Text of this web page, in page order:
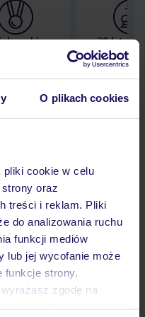
O plikach cookies
pliki cookie w celu
oraz
treści i reklam. Pliki
do analizowania ruchu
funkcji mediów
lub jej wycofanie może
funkcje strony.
zgodę na
biuro
30 lat w